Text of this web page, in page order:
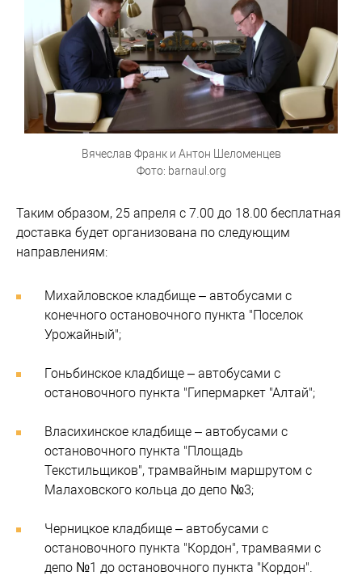
Вячеслав Франк и Антон Шеломенцев
Фото: barnaul.org
Таким образом, 25 апреля с 7.00 до 18.00 бесплатная
доставка будет организована по следующим
направлениям:
Михайловское кладбище – автобусами с
конечного остановочного пункта "Поселок
Урожайный";
Гоньбинское кладбище – автобусами с
остановочного пункта "Гипермаркет "Алтай";
Власихинское кладбище – автобусами с
остановочного пункта "Площадь
Текстильщиков", трамвайным маршрутом с
Малаховского кольца до депо №3;
Черницкое кладбище – автобусами с
остановочного пункта "Кордон", трамваями с
депо №1 до остановочного пункта "Кордон".